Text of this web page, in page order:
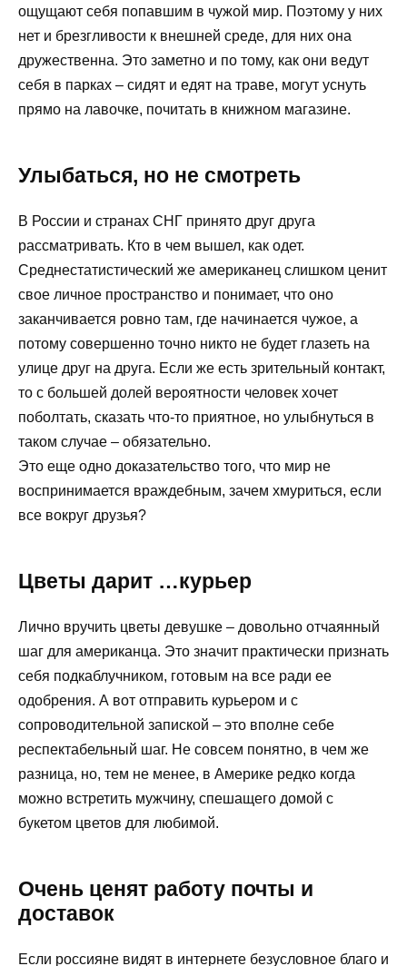
ощущают себя попавшим в чужой мир. Поэтому у них
нет и брезгливости к внешней среде, для них она
дружественна. Это заметно и по тому, как они ведут
себя в парках – сидят и едят на траве, могут уснуть
прямо на лавочке, почитать в книжном магазине.
Улыбаться, но не смотреть
В России и странах СНГ принято друг друга
рассматривать. Кто в чем вышел, как одет.
Среднестатистический же американец слишком ценит
свое личное пространство и понимает, что оно
заканчивается ровно там, где начинается чужое, а
потому совершенно точно никто не будет глазеть на
улице друг на друга. Если же есть зрительный контакт,
то с большей долей вероятности человек хочет
поболтать, сказать что-то приятное, но улыбнуться в
таком случае – обязательно.
Это еще одно доказательство того, что мир не
воспринимается враждебным, зачем хмуриться, если
все вокруг друзья?
Цветы дарит …курьер
Лично вручить цветы девушке – довольно отчаянный
шаг для американца. Это значит практически признать
себя подкаблучником, готовым на все ради ее
одобрения. А вот отправить курьером и с
сопроводительной запиской – это вполне себе
респектабельный шаг. Не совсем понятно, в чем же
разница, но, тем не менее, в Америке редко когда
можно встретить мужчину, спешащего домой с
букетом цветов для любимой.
Очень ценят работу почты и
доставок
Если россияне видят в интернете безусловное благо и